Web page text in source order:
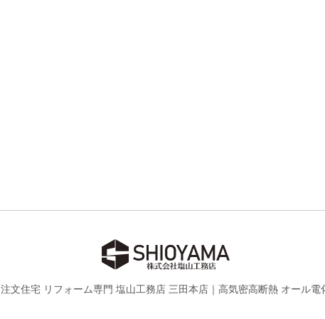
注文住宅 リフォーム専門 塩山工務店 三田本店｜ 高気密高断熱 オール電